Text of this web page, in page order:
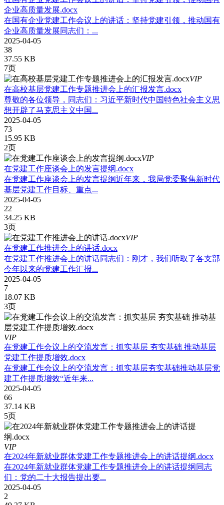
企业高质量发展.docx
在国有企业党建工作会议上的讲话：坚持党建引领，推动国有
企业高质量发展同志们：...
2025-04-05
38
37.55 KB
7页
VIP
在高校基层党建工作专题推进会上的汇报发言.docx
尊敬的各位领导，同志们：习近平新时代中国特色社会主义思
想开辟了马克思主义中国...
2025-04-05
73
15.95 KB
2页
VIP
在党建工作座谈会上的发言提纲.docx
在党建工作座谈会上的发言提纲近年来，我局党委聚焦新时代
基层党建工作目标、重点...
2025-04-05
22
34.25 KB
3页
VIP
在党建工作推进会上的讲话.docx
在党建工作推进会上的讲话同志们：刚才，我们听取了各支部
今年以来的党建工作汇报...
2025-04-05
7
18.07 KB
3页
VIP
在党建工作会议上的交流发言：抓实基层 夯实基础 推动基层
党建工作提质增效.docx
在党建工作会议上的交流发言：抓实基层夯实基础推动基层党
建工作提质增效“近年来...
2025-04-05
66
37.14 KB
5页
VIP
在2024年新就业群体党建工作专题推进会上的讲话提纲.docx
在2024年新就业群体党建工作专题推进会上的讲话提纲同志
们：党的二十大报告提出要...
2025-04-05
2